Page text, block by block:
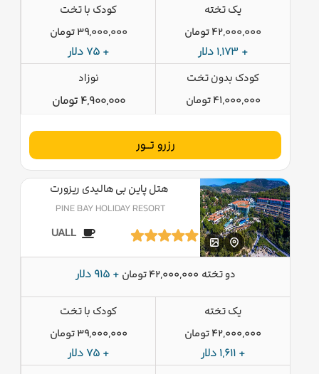
یک تخته
42,000,000 تومان
+ 1,173 دلار
کودک با تخت
39,000,000 تومان
+ 75 دلار
کودک بدون تخت
41,000,000 تومان
نوزاد
4,900,000 تومان
رزرو تــور
هتل پاین بی هالیدی ریزورت
PINE BAY HOLIDAY RESORT
UALL
دو تخته 42,000,000 تومان + 915 دلار
یک تخته
42,000,000 تومان
+ 1,611 دلار
کودک با تخت
39,000,000 تومان
+ 75 دلار